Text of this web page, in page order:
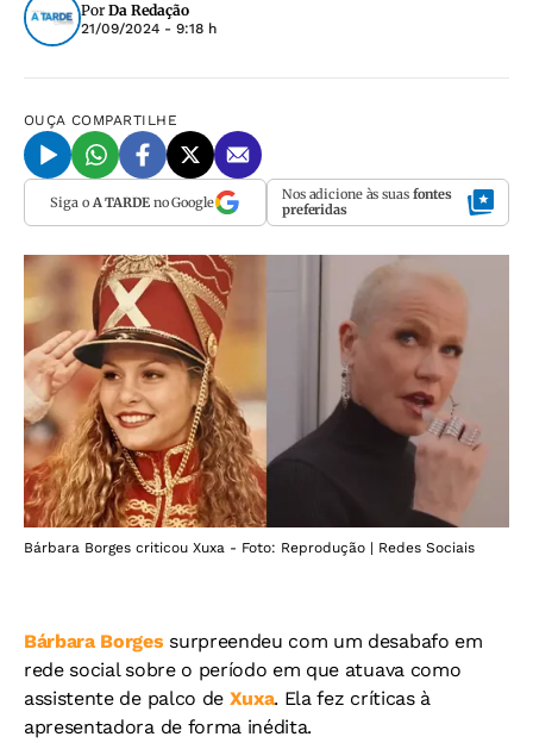
Por Da Redação
21/09/2024 - 9:18 h
OUÇA COMPARTILHE
Siga o A TARDEno Google Nos adicione às suas fontes
preferidas
Bárbara Borges criticou Xuxa - Foto: Reprodução | Redes Sociais
Bárbara Borges surpreendeu com um desabafo em
rede social sobre o período em que atuava como
assistente de palco de Xuxa. Ela fez críticas à
apresentadora de forma inédita.